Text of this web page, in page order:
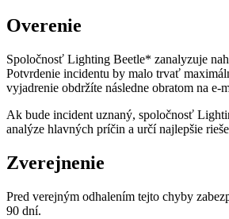
Overenie
Spoločnosť Lighting Beetle* zanalyzuje
Potvrdenie incidentu by malo trvať
vyjadrenie obdržíte následne obratom na e-
Ak bude incident uznaný, spoločnosť
analýze hlavných príčin a určí najlepšie
Zverejnenie
Pred verejným odhalením tejto chyby
90 dní.